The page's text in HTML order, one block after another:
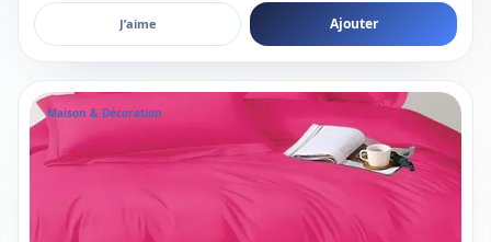
J’aime Ajouter
Maison & Décoration